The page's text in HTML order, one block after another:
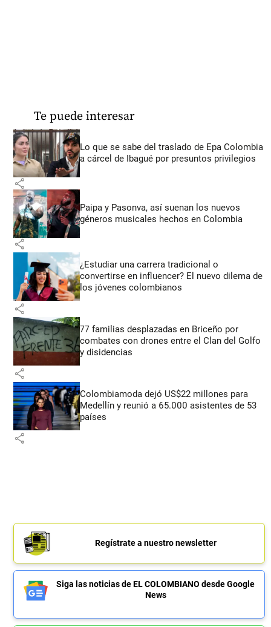
Te puede interesar
Lo que se sabe del traslado de Epa Colombia
a cárcel de Ibagué por presuntos privilegios
share
Paipa y Pasonva, así suenan los nuevos
géneros musicales hechos en Colombia
share
¿Estudiar una carrera tradicional o
convertirse en influencer? El nuevo dilema de
los jóvenes colombianos
share
77 familias desplazadas en Briceño por
combates con drones entre el Clan del Golfo
y disidencias
share
Colombiamoda dejó US$22 millones para
Medellín y reunió a 65.000 asistentes de 53
países
share
Regístrate a nuestro newsletter
Siga las noticias de EL COLOMBIANO desde Google
News